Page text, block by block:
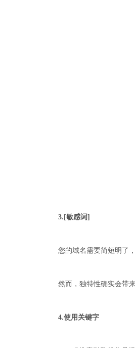
3.[敏感词]
您的域名需要简短明了，
然而，独特性确实会带来
4.使用关键字